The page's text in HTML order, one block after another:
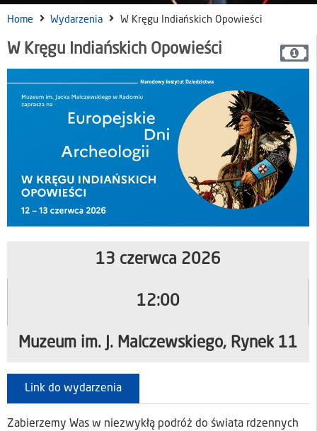
Home Wydarzenia W Kręgu Indiańskich Opowieści
W Kręgu Indiańskich Opowieści
13 czerwca 2026
12:00
Muzeum im. J. Malczewskiego, Rynek 11
Link do wydarzenia
Zabierzemy Was w niezwykłą podróż do świata rdzennych